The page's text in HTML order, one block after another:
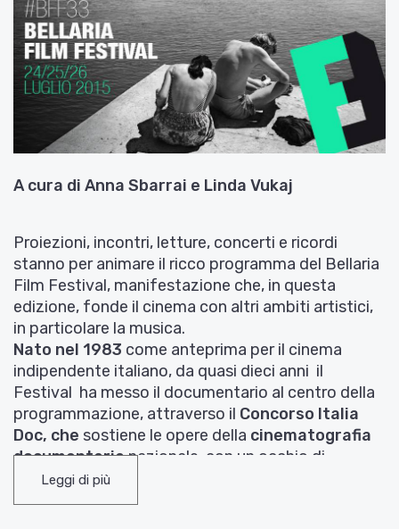
A cura di Anna Sbarrai e Linda Vukaj
Proiezioni, incontri, letture, concerti e ricordi
stanno per animare il ricco programma del Bellaria
Film Festival, manifestazione che, in questa
edizione, fonde il cinema con altri ambiti artistici,
in particolare la musica.
Nato nel 1983 come anteprima per il cinema
indipendente italiano, da quasi dieci anni il
Festival ha messo il documentario al centro della
programmazione, attraverso il Concorso Italia
Doc, che sostiene le opere della cinematografia
documentarianazionale, con un occhio di
riguardo allasperimentazione artistica
Quattordici i film finalisti dal 24 al 26 luglio, e
Leggi di più